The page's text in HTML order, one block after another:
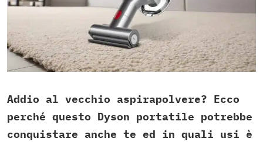
Addio al vecchio aspirapolvere? Ecco
perché questo Dyson portatile potrebbe
conquistare anche te ed in quali usi è